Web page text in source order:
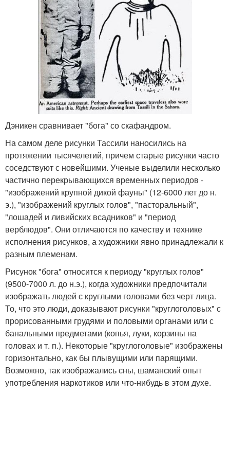
Дэникен сравнивает "бога" со скафандром.
На самом деле рисунки Тассили наносились на
протяжении тысячелетий, причем старые рисунки часто
соседствуют с новейшими. Ученые выделили несколько
частично перекрывающихся временных периодов -
"изображений крупной дикой фауны" (12-6000 лет до н.
э.), "изображений круглых голов", "пасторальный",
"лошадей и ливийских всадников" и "период
верблюдов". Они отличаются по качеству и технике
исполнения рисунков, а художники явно принадлежали к
разным племенам.
Рисунок "бога" относится к периоду "круглых голов"
(9500-7000 л. до н.э.), когда художники предпочитали
изображать людей с круглыми головами без черт лица.
То, что это люди, доказывают рисунки "круглоголовых" с
прорисованными грудями и половыми органами или с
банальными предметами (копья, луки, корзины на
головах и т. п.). Некоторые "круглоголовые" изображены
горизонтально, как бы плывущими или парящими.
Возможно, так изображались сны, шаманский опыт
употребления наркотиков или что-нибудь в этом духе.